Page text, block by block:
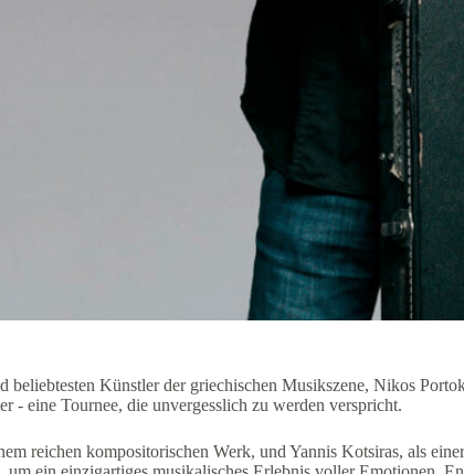
beliebtesten Künstler der griechischen Musikszene, Nikos
- eine Tournee, die unvergesslich zu werden verspricht.
reichen kompositorischen Werk, und Yannis Kotsiras, als